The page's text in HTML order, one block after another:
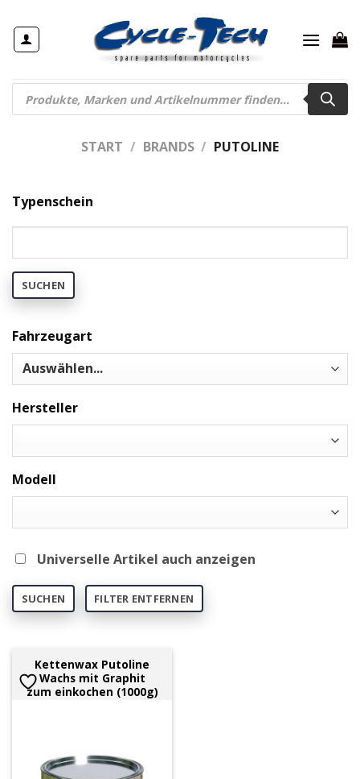
Inhalt
springen
Products
search
START / BRANDS / PUTOLINE
Typenschein
SUCHEN
Fahrzeugart
Hersteller
Modell
Universelle Artikel auch anzeigen
SUCHEN FILTER ENTFERNEN
Kettenwax Putoline
Wachs mit Graphit
zum einkochen (1000g)